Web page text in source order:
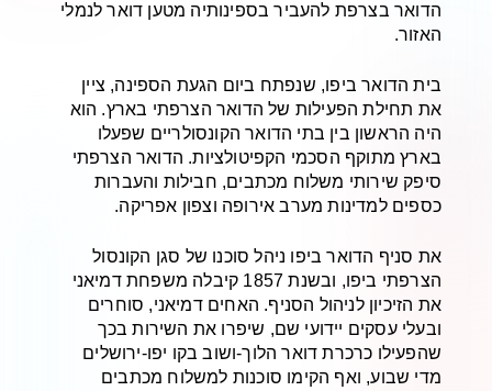
הדואר בצרפת להעביר בספינותיה מטען דואר לנמלי
האזור.
בית הדואר ביפו, שנפתח ביום הגעת הספינה, ציין
את תחילת הפעילות של הדואר הצרפתי בארץ. הוא
היה הראשון בין בתי הדואר הקונסולריים שפעלו
בארץ מתוקף הסכמי הקפיטולציות. הדואר הצרפתי
סיפק שירותי משלוח מכתבים, חבילות והעברות
כספים למדינות מערב אירופה וצפון אפריקה.
את סניף הדואר ביפו ניהל סוכנו של סגן הקונסול
הצרפתי ביפו, ובשנת 1857 קיבלה משפחת דמיאני
את הזיכיון לניהול הסניף. האחים דמיאני, סוחרים
ובעלי עסקים יידועי שם, שיפרו את השירות בכך
שהפעילו כרכרת דואר הלוך-ושוב בקו יפו-ירושלים
מדי שבוע, ואף הקימו סוכנות למשלוח מכתבים